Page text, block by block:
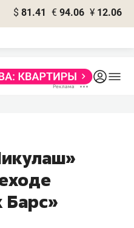
$ 81.41 € 94.06 ¥ 12.06
Барс»